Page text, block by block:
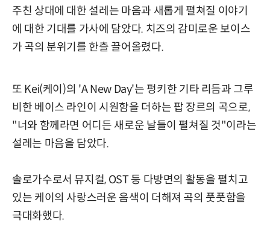
주친 상대에 대한 설레는 마음과 새롭게 펼쳐질 이야기
에 대한 기대를 가사에 담았다. 치즈의 감미로운 보이스
가 곡의 분위기를 한츨 끌어올렸다.
또 Kei(케이)의 'A New Day'는 펑키한 기타 리듬과 그루
비한 베이스 라인이 시원함을 더하는 팝 장르의 곡으로,
"너와 함께라면 어디든 새로운 날들이 펼쳐질 것"이라는
설레는 마음을 담았다.
솔로가수로서 뮤지컬, OST 등 다방면의 활동을 펼치고
있는 케이의 사랑스러운 음색이 더해져 곡의 풋풋함을
극대화했다.